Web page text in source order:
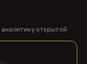
открытой